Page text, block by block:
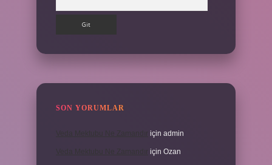
SON YORUMLAR
için admin
için Ozan